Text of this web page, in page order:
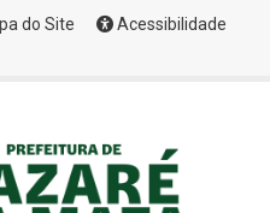
do Site
Acessibilidade